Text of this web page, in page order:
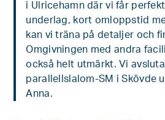
i Ulricehamn där vi får
underlag, kort omloppstid
kan vi träna på detaljer och
Omgivningen med andra
också helt utmärkt. Vi
parallellslalom-SM i Skövde
Anna.